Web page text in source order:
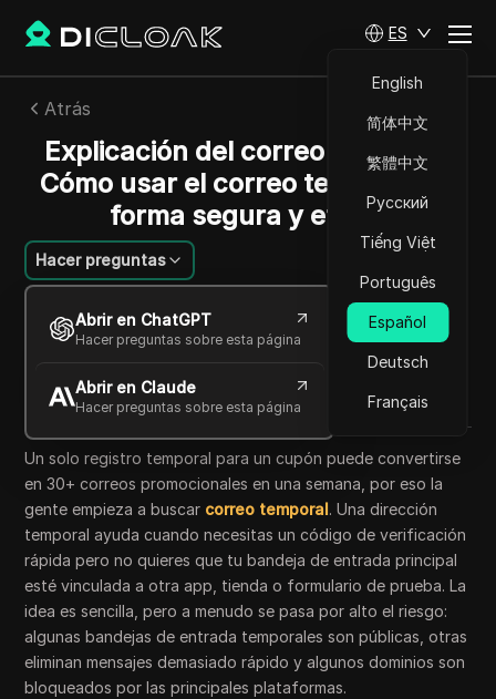
ES
English
简体中文
繁體中文
Русский
Tiếng Việt
Português
Español
Deutsch
Français
Atrás
Explicación del correo temporal:
Cómo usar el correo temporal de
forma segura y eficaz
Hacer preguntas
Abrir en ChatGPT
Hacer preguntas sobre esta página
Abrir en Claude
Hacer preguntas sobre esta página
Charles Martinez
19 may 2026 7 minuto de lectura
Copy Link
Un solo registro temporal para un cupón puede convertirse
en 30+ correos promocionales en una semana, por eso la
gente empieza a buscar correo temporal. Una dirección
temporal ayuda cuando necesitas un código de verificación
rápida pero no quieres que tu bandeja de entrada principal
esté vinculada a otra app, tienda o formulario de prueba. La
idea es sencilla, pero a menudo se pasa por alto el riesgo:
algunas bandejas de entrada temporales son públicas, otras
eliminan mensajes demasiado rápido y algunos dominios son
bloqueados por las principales plataformas.